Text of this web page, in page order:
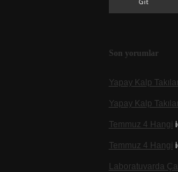
Son yorumlar
Yapay Kalp
Yapay Kalp
Temmuz 4 Hangi
Temmuz 4 Hangi
Laboratuvarda